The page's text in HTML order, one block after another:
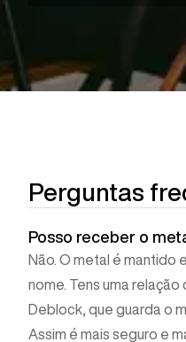
Perguntas
Posso receber o
Não. O metal é mantido
nome. Tens uma
Deblock, que guarda o
Assim é mais seguro e